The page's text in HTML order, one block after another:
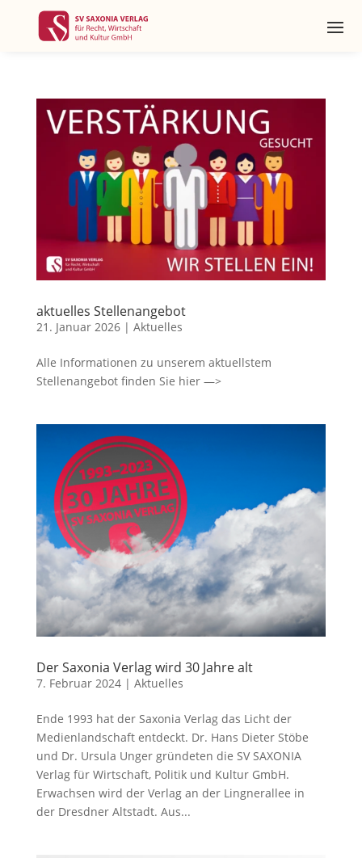
aktuelles Stellenangebot
21. Januar 2026| Aktuelles
Alle Informationen zu unserem aktuellstem
Stellenangebot finden Sie hier —>
Der Saxonia Verlag wird 30 Jahre alt
7. Februar 2024| Aktuelles
Ende 1993 hat der Saxonia Verlag das Licht der
Medienlandschaft entdeckt. Dr. Hans Dieter Stöbe
und Dr. Ursula Unger gründeten die SV SAXONIA
Verlag für Wirtschaft, Politik und Kultur GmbH.
Erwachsen wird der Verlag an der Lingnerallee in
der Dresdner Altstadt. Aus...